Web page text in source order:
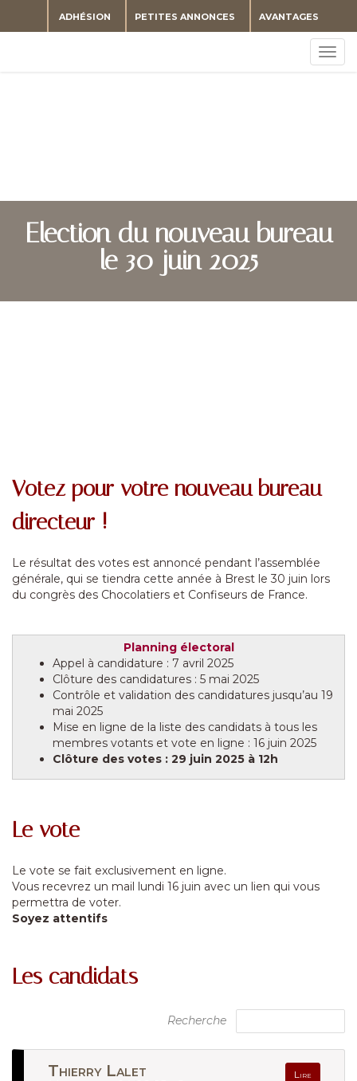
AVANTAGES
PETITES ANNONCES
ADHÉSION
Election du nouveau bureau
le 30 juin 2025
Votez pour votre nouveau bureau
directeur !
Le résultat des votes est annoncé pendant l’assemblée
générale, qui se tiendra cette année à Brest le 30 juin lors
du congrès des Chocolatiers et Confiseurs de France.
Planning électoral
Appel à candidature : 7 avril 2025
Clôture des candidatures : 5 mai 2025
Contrôle et validation des candidatures jusqu’au 19
mai 2025
Mise en ligne de la liste des candidats à tous les
membres votants et vote en ligne : 16 juin 2025
Clôture des votes : 29 juin 2025 à 12h
Le vote
Le vote se fait exclusivement en ligne.
Vous recevrez un mail lundi 16 juin avec un lien qui vous
permettra de voter.
Soyez attentifs
Les candidats
Recherche
Thierry Lalet Lire